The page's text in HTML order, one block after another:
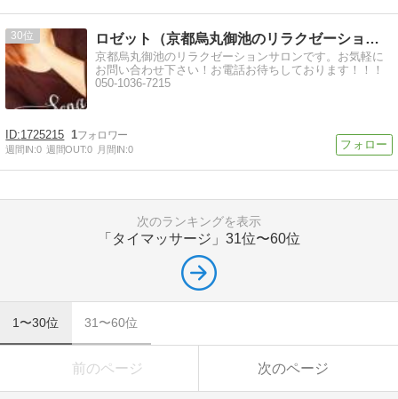
30 ロゼット（京都烏丸御池のリラクゼーションサロン）のブログ
京都烏丸御池のリラクゼーションサロンです。お気軽に
お問い合わせ下さい！お電話お待ちしております！！！
050-1036-7215
1725215 1
週間IN:0 週間OUT:0 月間IN:0
次のランキングを表示
「タイマッサージ」 31位〜60位
1〜30位 31〜60位
前のページ 次のページ